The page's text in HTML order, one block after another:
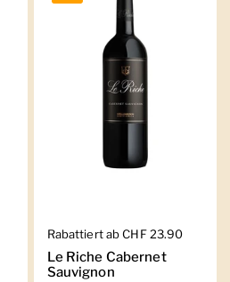
Regulärer Preis
Rabattiert ab CHF 23.90
Le Riche Cabernet
Sauvignon